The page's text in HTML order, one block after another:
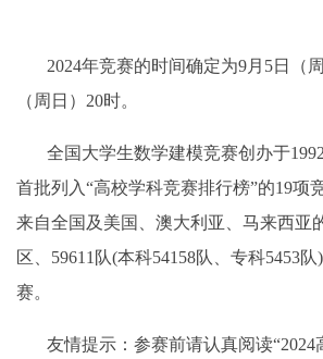
2024年竞赛的时间确定为9月 5日（
（周日） 20时。
全国大学生数学建模竞赛创办于
首批列入“高校学科竞赛排行榜”的19项
来自全国及美国、澳大利亚、马来西亚
区、59611队(本科54158队、专科5453
赛。
友情提示：参赛前请认真阅读“2024